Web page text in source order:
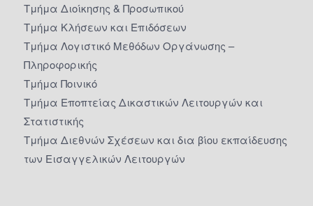
Τμήμα Διοίκησης & Προσωπικού
Τμήμα Κλήσεων και Επιδόσεων
Τμήμα Λογιστικό Μεθόδων Οργάνωσης –
Πληροφορικής
Τμήμα Ποινικό
Τμήμα Εποπτείας Δικαστικών Λειτουργών και
Στατιστικής
Τμήμα Διεθνών Σχέσεων και δια βίου εκπαίδευσης
των Εισαγγελικών Λειτουργών